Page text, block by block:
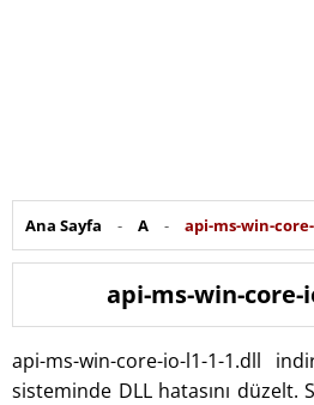
Ana Sayfa - A - api-ms-win-
api-ms-win-core-
api-ms-win-core-io-l1-1-1.dll
sisteminde DLL hatasını düzelt.